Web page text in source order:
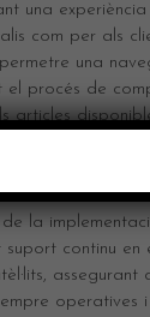
una
com per als
una
el procés de
articles
ha confiat en el
de la
suport continu en
operatives